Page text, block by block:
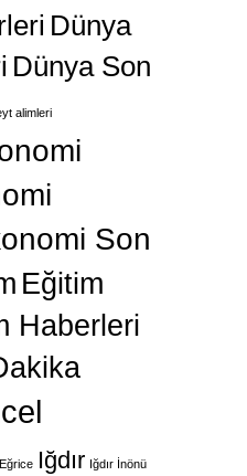
Dünya
Dünya Son
alimleri
Son
Eğitim
Haberleri
Iğdır Iğdır İnönü